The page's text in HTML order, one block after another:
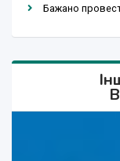
Бажано